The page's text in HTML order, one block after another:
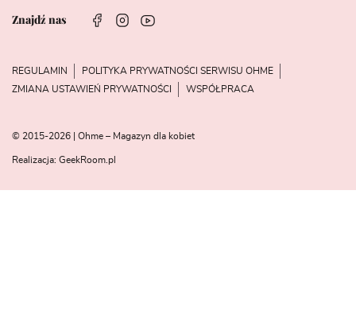
Znajdź nas
REGULAMIN
POLITYKA PRYWATNOŚCI SERWISU OHME
ZMIANA USTAWIEŃ PRYWATNOŚCI
WSPÓŁPRACA
© 2015-2026 | Ohme – Magazyn dla kobiet
Realizacja: GeekRoom.pl